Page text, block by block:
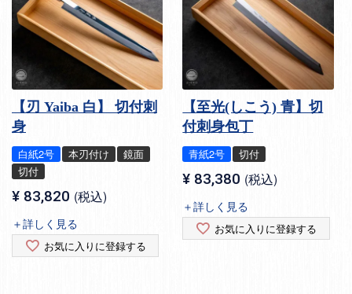
【刃 Yaiba 白】 切付刺
身
白紙2号 本刃付け
鏡面
切付
¥ 83,820 税込
＋詳しく見る
お気に入りに登録する
【至光(しこう) 青】切
付刺身包丁
青紙2号 切付
¥ 83,380 税込
＋詳しく見る
お気に入りに登録する